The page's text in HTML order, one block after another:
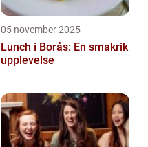
05 november 2025
Lunch i Borås: En smakrik
upplevelse